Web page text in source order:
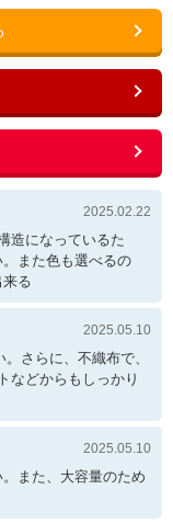
2025.02.22
造になっているた
また色も選べるの
る
2025.05.10
さらに、不織布で、
などからもしっかり
2025.05.10
また、大容量のため